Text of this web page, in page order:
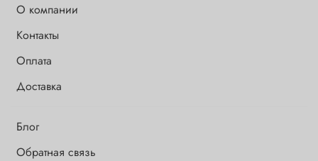
О компании
Контакты
Оплата
Доставка
Блог
Обратная связь